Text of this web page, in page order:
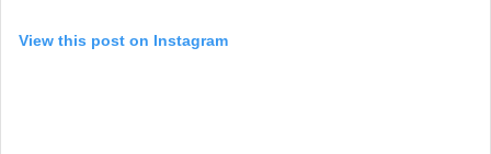
View this post on Instagram